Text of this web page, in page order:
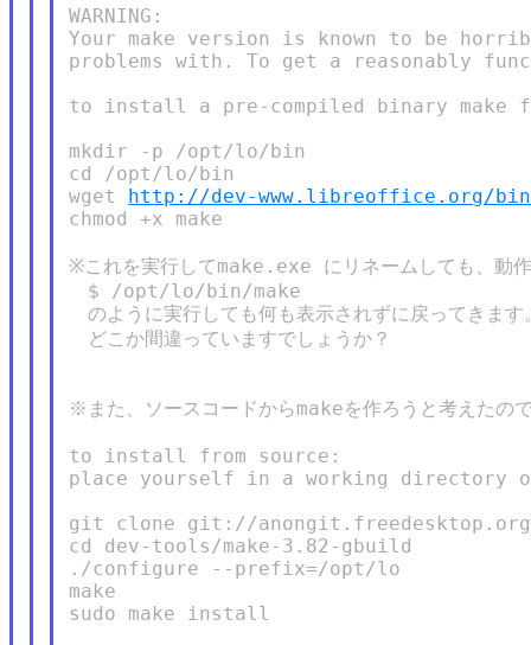
WARNING:
Your make version is known to be
problems with. To get a reasonably
to install a pre-compiled binary make
mkdir -p /opt/lo/bin
cd /opt/lo/bin
wget http://dev-www.libreoffice.org/bin/
chmod +x make
※これを実行してmake.exe にリネームしても、動
$ /opt/lo/bin/make
のように実行しても何も表示されずに戻ってきます
どこか間違っていますでしょうか？
※また、ソースコードからmakeを作ろうと考えたの
to install from source:
place yourself in a working directory
git clone git://
cd dev-tools/make-3.82-gbuild
./configure --prefix=/opt/lo
make
sudo make install